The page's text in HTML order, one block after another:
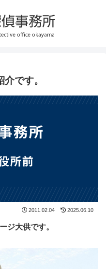
です。
2011.02.04 2025.06.10
ジ大供です。